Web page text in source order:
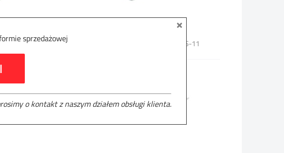
ceramiczna PS-10 F5 Podkładka ceramiczna PS-11
sprzedażowej
o kontakt z naszym działem obsługi klienta.